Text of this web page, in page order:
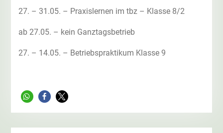
27. – 31.05. – Praxislernen im tbz – Klasse 8/2
ab 27.05. – kein Ganztagsbetrieb
27. – 14.05. – Betriebspraktikum Klasse 9